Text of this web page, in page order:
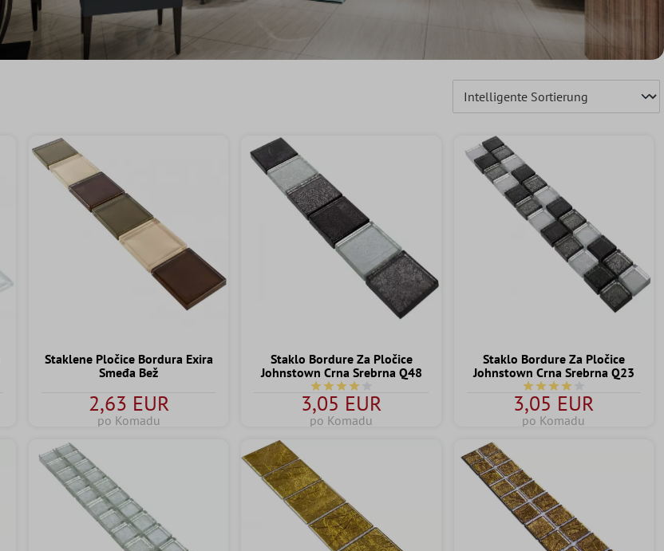
Staklene Pločice Bordura Exira
Smeđa Bež
2,63 EUR
po Komadu
Staklo Bordure Za Pločice
Johnstown Crna Srebrna Q48
Prosječna ocjena 4 od 5 zvjezdica
3,05 EUR
po Komadu
Staklo Bordure Za Pločice
Johnstown Crna Srebrna Q23
Prosječna ocjena 4 od 5
3,05 EUR
po Komadu